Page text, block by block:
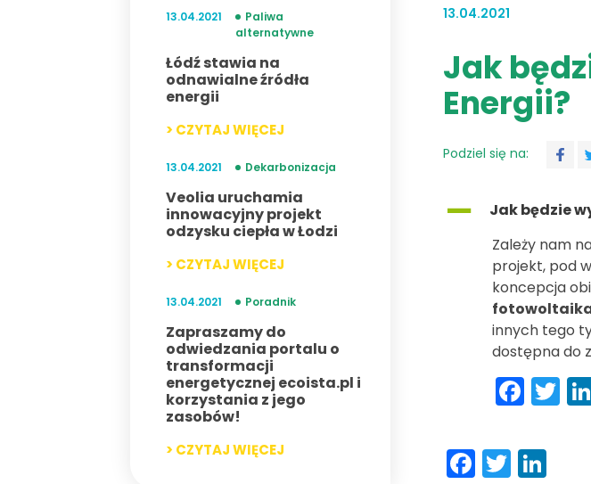
13.04.2021
Paliwa
alternatywne
Łódź stawia na
odnawialne źródła
energii
> CZYTAJ WIĘCEJ
13.04.2021 Dekarbonizacja
Veolia uruchamia
innowacyjny projekt
odzysku ciepła w Łodzi
> CZYTAJ WIĘCEJ
13.04.2021 Poradnik
Zapraszamy do
odwiedzania portalu o
transformacji
energetycznej ecoista.pl i
korzystania z jego
zasobów!
> CZYTAJ WIĘCEJ
13.04.2021
Jak
Energii?
Podziel się na:
A
Jak będzie
Zależy nam
projekt, pod
koncepcja
innych tego
dostępna do